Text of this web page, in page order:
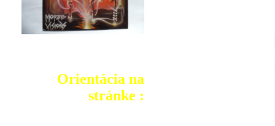
Orientácia na
stránke :